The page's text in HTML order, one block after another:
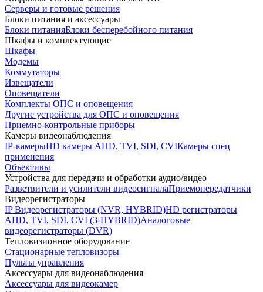
Серверы и готовые решения
Блоки питания и аксессуары
Блоки питанияБлоки бесперебойного питания
Шкафы и комплектующие
Шкафы
Модемы
Коммутаторы
Извещатели
Оповещатели
Комплекты ОПС и оповещения
Другие устройства для ОПС и оповещения
Приемно-контрольные приборы
Камеры видеонаблюдения
IP-камерыHD камеры AHD, TVI, SDI, CVIКамеры спец
применения
Объективы
Устройства для передачи и обработки аудио/видео
Разветвители и усилители видеосигналаПриемопередатчики
Видеорегистраторы
IP Видеорегистраторы (NVR, HYBRID)HD регистраторы
AHD, TVI, SDI, CVI (3-HYBRID)Аналоговые
видеорегистраторы (DVR)
Тепловизионное оборудование
Стационарные тепловизоры
Пульты управления
Аксессуары для видеонаблюдения
Аксессуары для видеокамер